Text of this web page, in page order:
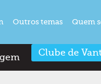
Outros temas Quem
Clube de